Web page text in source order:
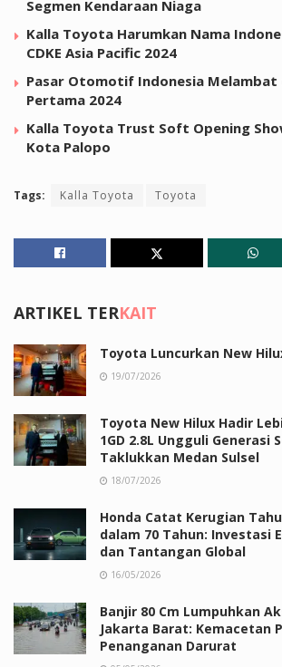
Segmen Kendaraan Niaga
Kalla Toyota Harumkan Nama
CDKE Asia Pacific 2024
Pasar Otomotif Indonesia Melambat
Pertama 2024
Kalla Toyota Trust Soft Opening
Kota Palopo
Tags: Kalla Toyota Toyota
ARTIKEL TERKAIT
Toyota Luncurkan New
19/07/2026
Toyota New Hilux Hadir
1GD 2.8L Ungguli Generasi
Taklukkan Medan Sulsel
18/07/2026
Honda Catat Kerugian
dalam 70 Tahun: Investasi
dan Tantangan Global
16/05/2026
Banjir 80 Cm Lumpuhkan
Jakarta Barat: Kemacetan
Penanganan Darurat